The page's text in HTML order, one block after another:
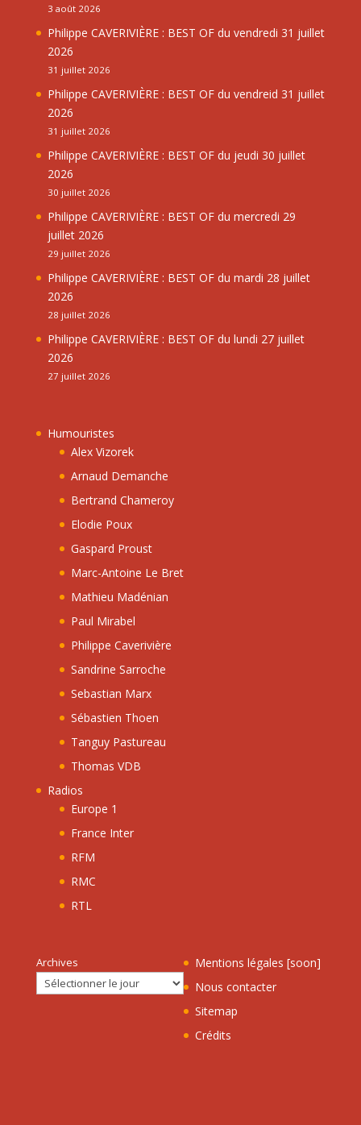
3 août 2026
Philippe CAVERIVIÈRE : BEST OF du vendredi 31 juillet
2026
31 juillet 2026
Philippe CAVERIVIÈRE : BEST OF du vendreid 31 juillet
2026
31 juillet 2026
Philippe CAVERIVIÈRE : BEST OF du jeudi 30 juillet
2026
30 juillet 2026
Philippe CAVERIVIÈRE : BEST OF du mercredi 29
juillet 2026
29 juillet 2026
Philippe CAVERIVIÈRE : BEST OF du mardi 28 juillet
2026
28 juillet 2026
Philippe CAVERIVIÈRE : BEST OF du lundi 27 juillet
2026
27 juillet 2026
Humouristes
Alex Vizorek
Arnaud Demanche
Bertrand Chameroy
Elodie Poux
Gaspard Proust
Marc-Antoine Le Bret
Mathieu Madénian
Paul Mirabel
Philippe Caverivière
Sandrine Sarroche
Sebastian Marx
Sébastien Thoen
Tanguy Pastureau
Thomas VDB
Radios
Europe 1
France Inter
RFM
RMC
RTL
Archives
Mentions légales [soon]
Nous contacter
Sitemap
Crédits